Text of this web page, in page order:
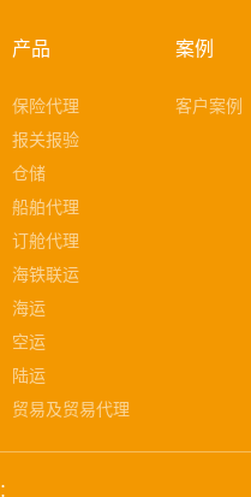
产品
保险代理
报关报验
仓储
船舶代理
订舱代理
海铁联运
海运
空运
陆运
贸易及贸易代理
案例
客户案例